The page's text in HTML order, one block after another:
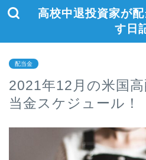
高校中退投資家が
す日
配当金
2021年12月の米国
当金スケジュール！